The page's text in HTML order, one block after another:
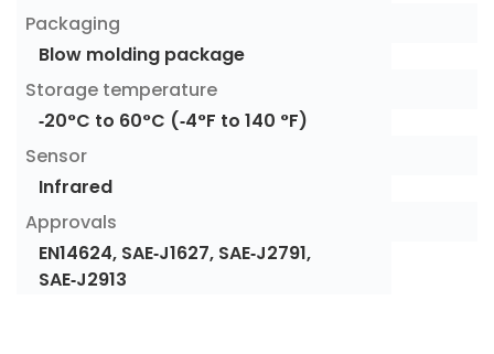
Packaging
Blow molding package
Storage temperature
-20°C to 60°C (-4°F to 140 °F)
Sensor
Infrared
Approvals
EN14624, SAE-J1627, SAE-J2791,
SAE-J2913